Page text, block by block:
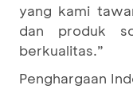
yang kami
dan produk
berkualitas.”
Penghargaan